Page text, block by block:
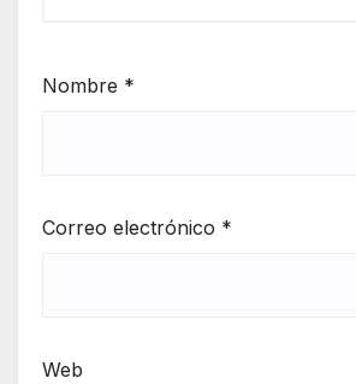
Nombre *
Correo electrónico *
Web